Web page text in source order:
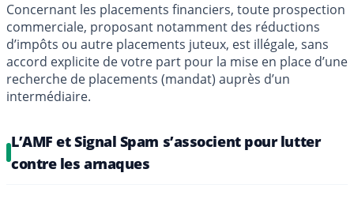
Concernant les placements financiers, toute prospection
commerciale, proposant notamment des réductions
d’impôts ou autre placements juteux, est illégale, sans
accord explicite de votre part pour la mise en place d’une
recherche de placements (mandat) auprès d’un
intermédiaire.
L’AMF et Signal Spam s’associent pour lutter
contre les arnaques